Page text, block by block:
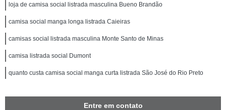
loja de camisa social listrada masculina Bueno Brandão
camisa social manga longa listrada Caieiras
camisas social listrada masculina Monte Santo de Minas
camisa listrada social Dumont
quanto custa camisa social manga curta listrada São José do Rio Preto
Entre em contato